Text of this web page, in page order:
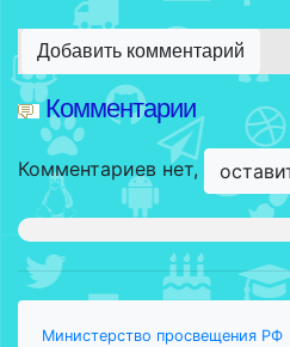
Добавить комментарий
Комментарии
Комментариев нет,
Министерство просвещения РФ